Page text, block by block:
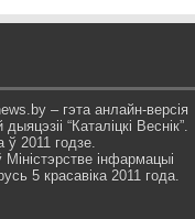
– гэта анлайн-версія
“Каталіцкі Веснік”.
ў 2011 годзе.
Міністэрстве інфармацыі
5 красавіка 2011 года.